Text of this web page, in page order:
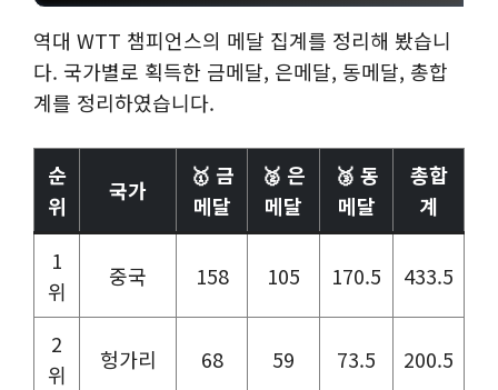
역대 WTT 챔피언스의 메달 집계를 정리해 봤습니
다. 국가별로 획득한 금메달, 은메달, 동메달, 총합
계를 정리하였습니다.
순
위
국가
🥇 금
메달
🥈 은
메달
🥉 동
메달
총합
계
1
위
중국 158 105 170.5 433.5
2
위
헝가리 68 59 73.5 200.5